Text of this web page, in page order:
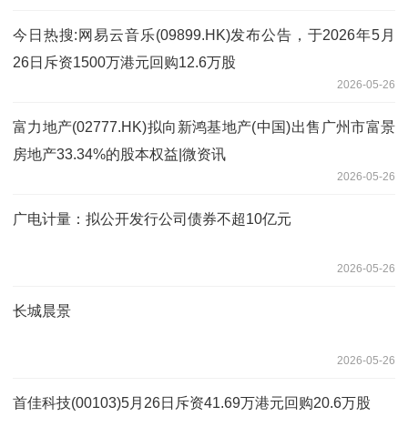
今日热搜:网易云音乐(09899.HK)发布公告，于2026年5月
26日斥资1500万港元回购12.6万股
2026-05-26
富力地产(02777.HK)拟向新鸿基地产(中国)出售广州市富景
房地产33.34%的股本权益|微资讯
2026-05-26
广电计量：拟公开发行公司债券不超10亿元
2026-05-26
长城晨景
2026-05-26
首佳科技(00103)5月26日斥资41.69万港元回购20.6万股